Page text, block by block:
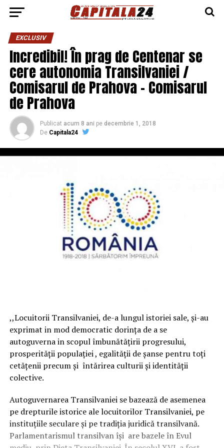
EXCLUSIV
Incredibil! În prag de Centenar se
cere autonomia Transilvaniei /
Comisarul de Prahova – Comisarul
de Prahova
Publicat acum 8 ani pe decembrie 1, 2018
De Capitala24
,,Locuitorii Transilvaniei, de-a lungul istoriei sale, şi-au
exprimat in mod democratic dorinţa de a se
autoguverna in scopul îmbunătăţirii progresului,
prosperităţii populaţiei , egalităţii de şanse pentru toţi
cetăţenii precum şi întărirea culturii şi identităţii
colective.
Autoguvernarea Transilvaniei se bazează de asemenea
pe drepturile istorice ale locuitorilor Transilvaniei, pe
instituţiile seculare şi pe tradiţia juridică transilvană.
Parlamentarismul transilvan îşi are bazele în Evul